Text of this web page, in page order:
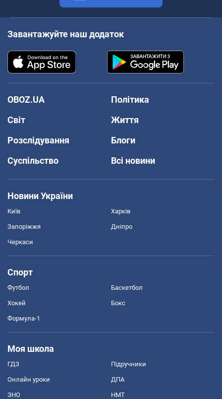
Завантажуйте наш додаток
OBOZ.UA
Політика
Світ
Життя
Розслідування
Блоги
Суспільство
Всі новини
Новини України
Київ Харків
Запоріжжя Дніпро
Черкаси
Спорт
Футбол Баскетбол
Хокей Бокс
Формула-1
Моя школа
ГДЗ Підручники
Онлайн уроки ДПА
ЗНО НМТ